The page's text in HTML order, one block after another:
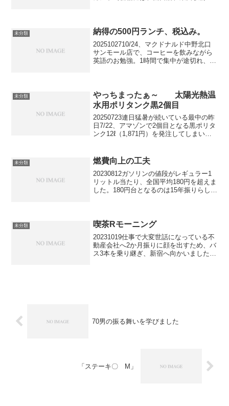
ア｛...
未分類 納得の500円ランチ、税込み。
2025102710/24、マクドナルド中野北口
サンモール店で、コーヒーを飲みながら
英語のお勉強。1時間で集中が途切れ、時
店を検...
未分類
やっちまったぁ～ 太陽光熱温
水用ポリタンク黒2個目
20250723連日猛暑が続いている最中の昨
日7/22、アマゾンで2個目となる黒ポリタ
ンク12ℓ（1,871円）を発注してしまいま
黒と白を注文したことは投稿済み(７/...
未分類 燃費向上の工夫
20230812ガソリンの値段がレギュラー1
リットル当たり、全国平均180円を超えま
した。180円台となるのは15年振りらし
し...
未分類 喫茶Rモーニング
20231019仕事で大変世話になっている不
動産会社へ2か月振りに顔を出すため、バ
ス3本を乗り継ぎ、新宿へ向かいました。
70男の振る舞いを学びました
「ステーキ〇 M」